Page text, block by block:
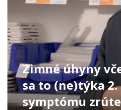
Zimné úhyny
sa to (ne)týka
symptómu